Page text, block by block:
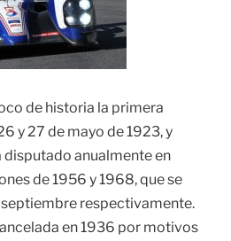
de historia la primera
y 27 de mayo de 1923, y
disputado anualmente en
de 1956 y 1968, que se
septiembre respectivamente.
en 1936 por motivos